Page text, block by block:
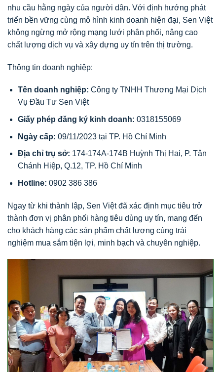
nhu cầu hằng ngày của người dân. Với định hướng phát
triển bền vững cùng mô hình kinh doanh hiện đại, Sen Việt
không ngừng mở rộng mạng lưới phân phối, nâng cao
chất lượng dịch vụ và xây dựng uy tín trên thị trường.
Thông tin doanh nghiệp:
Tên doanh nghiệp: Công ty TNHH Thương Mại Dịch
Vụ Đầu Tư Sen Việt
Giấy phép đăng ký kinh doanh: 0318155069
Ngày cấp: 09/11/2023 tại TP. Hồ Chí Minh
Địa chỉ trụ sở: 174-174A-174B Huỳnh Thị Hai, P. Tân
Chánh Hiệp, Q.12, TP. Hồ Chí Minh
Hotline: 0902 386 386
Ngay từ khi thành lập, Sen Việt đã xác định mục tiêu trở
thành đơn vị phân phối hàng tiêu dùng uy tín, mang đến
cho khách hàng các sản phẩm chất lượng cùng trải
nghiệm mua sắm tiện lợi, minh bạch và chuyên nghiệp.